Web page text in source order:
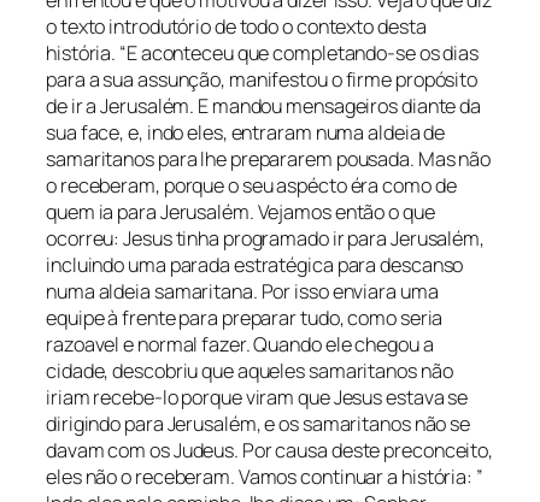
o texto introdutório de todo o contexto desta
história. “E aconteceu que completando-se os dias
para a sua assunção, manifestou o firme propósito
de ir a Jerusalém. E mandou mensageiros diante da
sua face, e, indo eles, entraram numa aldeia de
samaritanos para lhe prepararem pousada. Mas não
o receberam, porque o seu aspécto éra como de
quem ia para Jerusalém. Vejamos então o que
ocorreu: Jesus tinha programado ir para Jerusalém,
incluindo uma parada estratégica para descanso
numa aldeia samaritana. Por isso enviara uma
equipe à frente para preparar tudo, como seria
razoavel e normal fazer. Quando ele chegou a
cidade, descobriu que aqueles samaritanos não
iriam recebe-lo porque viram que Jesus estava se
dirigindo para Jerusalém, e os samaritanos não se
davam com os Judeus. Por causa deste preconceito,
eles não o receberam. Vamos continuar a história: ”